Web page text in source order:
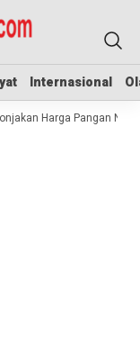
Internasional
Internasional
Harga Pangan